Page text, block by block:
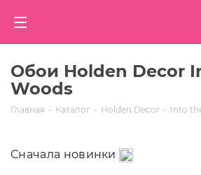
Обои Holden Decor
Woods
Главная - Каталог - Holden Decor - Into
Сначала новинки